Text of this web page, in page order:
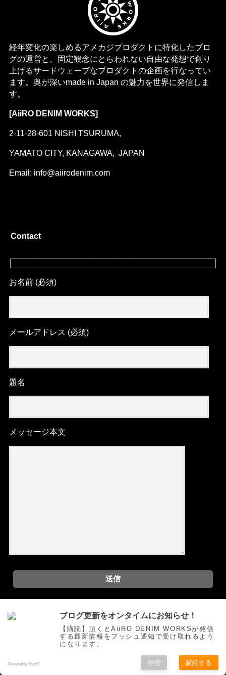
経年変化の楽しめるアメカジプロダクトに特化したブロ
グの運営と、固定観念にとらわれない自由な発想で創り
上げるサードウェーブなプロダクトの企画を行なってい
ます。奥が深いmade in Japan の魅力を世界に発信しま
す。
[AiiRO DENIM WORKS]
2-11-28-601 NISHI TSURUMA,
YAMATO CITY, KANAGAWA, JAPAN
Email: info@aiirodenim.com
Contact
お名前 (必須)
メールアドレス (必須)
題名
メッセージ本文
問い合わせtest
ブログ更新をオンタイムにお知らせ！
【購読】頂くとAiiRO DENIM WORKSが発信
する最新情報をプッシュ通知で受け取れるよう
になります。
Powered by Push7 拒否 購読する